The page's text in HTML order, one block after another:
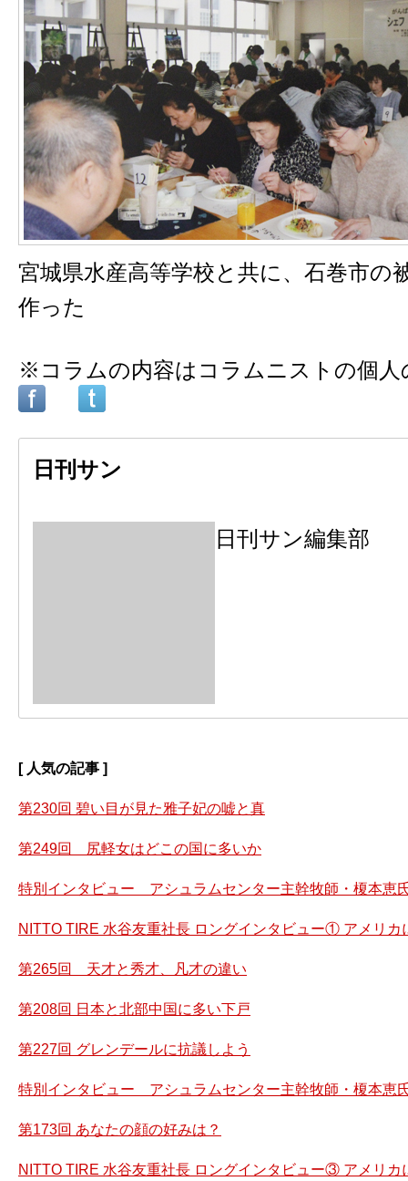
宮城県水産高等学校と共に、石巻市の
作った
※コラムの内容はコラムニストの個人
日刊サン
日刊サン編集部
[ 人気の記事 ]
第230回 碧い目が見た雅子妃の嘘と真
第249回 尻軽女はどこの国に多いか
特別インタビュー アシュラムセンター主幹牧師・榎本恵
NITTO TIRE 水谷友重社長 ロングインタビュー① アメリカ
第265回 天才と秀才、凡才の違い
第208回 日本と北部中国に多い下戸
第227回 グレンデールに抗議しよう
特別インタビュー アシュラムセンター主幹牧師・榎本恵
第173回 あなたの顔の好みは？
NITTO TIRE 水谷友重社長 ロングインタビュー③ アメリカ